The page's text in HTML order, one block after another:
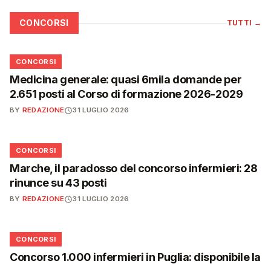
CONCORSI TUTTI →
📋
CONCORSI
Medicina generale: quasi 6mila domande per
2.651 posti al Corso di formazione 2026-2029
BY REDAZIONE 31 LUGLIO 2026
📋
CONCORSI
Marche, il paradosso del concorso infermieri: 28
rinunce su 43 posti
BY REDAZIONE 31 LUGLIO 2026
📋
CONCORSI
Concorso 1.000 infermieri in Puglia: disponibile la